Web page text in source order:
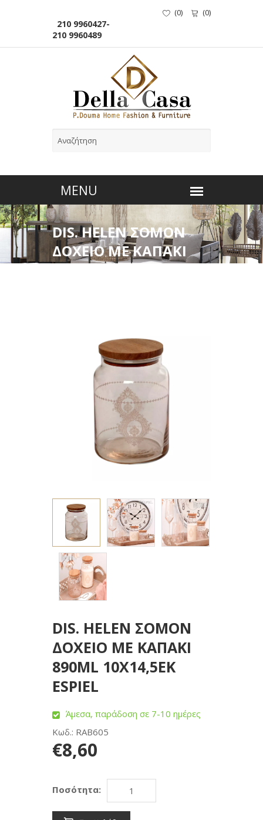
210 9960427-
210 9960489
(0) (0)
DIS. HELEN ΣΟΜΟΝ
ΔΟΧΕΙΟ ΜΕ ΚΑΠΑΚΙ
890ML 10X14,5EK
DIS. HELEN ΣΟΜΟΝ
ΔΟΧΕΙΟ ΜΕ ΚΑΠΑΚΙ
890ML 10X14,5EK
ESPIEL
Άμεσα, παράδοση σε 7-10 ημέρες
Κωδ.: RAB605
€8,60
Ποσότητα: